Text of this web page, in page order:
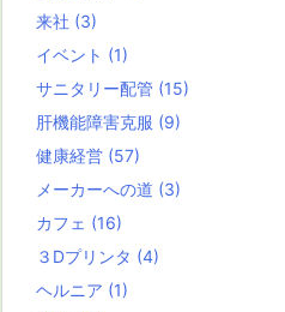
来社 (3)
イベント (1)
サニタリー配管 (15)
肝機能障害克服 (9)
健康経営 (57)
メーカーへの道 (3)
カフェ (16)
３Dプリンタ (4)
ヘルニア (1)